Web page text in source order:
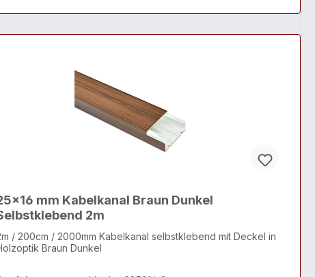
mm Kabelkanal Braun Dunkel
2m
/ 200cm / 2000mm Kabelkanal selbstklebend mit Deckel in
Braun Dunkel